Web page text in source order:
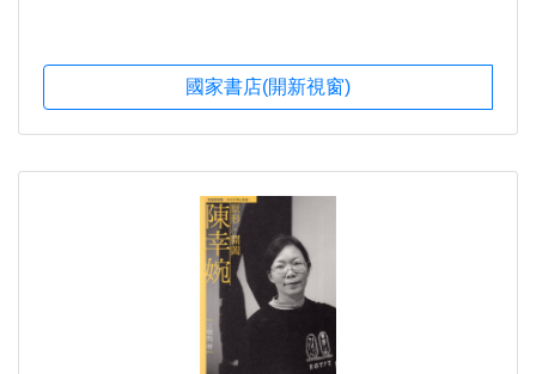
國家書店(開新視窗)